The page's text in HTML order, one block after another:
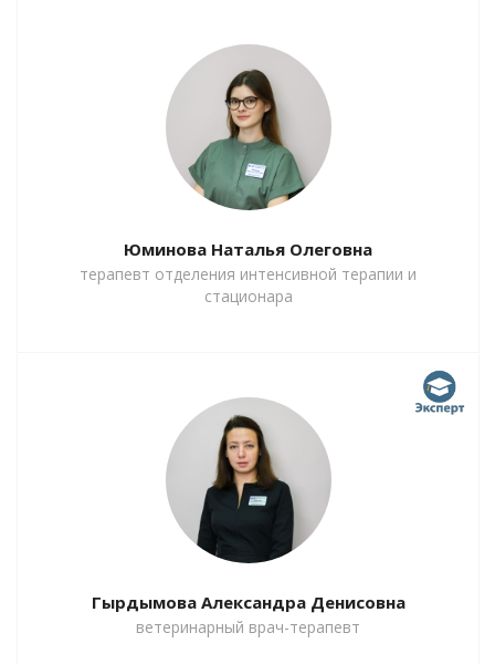
Юминова Наталья Олеговна
терапевт отделения интенсивной терапии и
стационара
Гырдымова Александра Денисовна
ветеринарный врач-терапевт